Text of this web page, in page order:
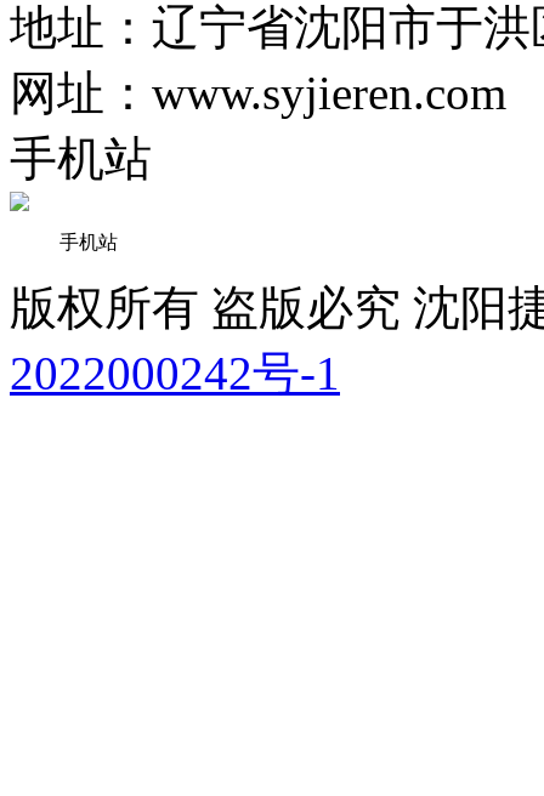
地址：辽宁省沈阳市于
网址：www.syjieren.com
手机站
手机站
版权所有 盗版必究 沈
2022000242号-1